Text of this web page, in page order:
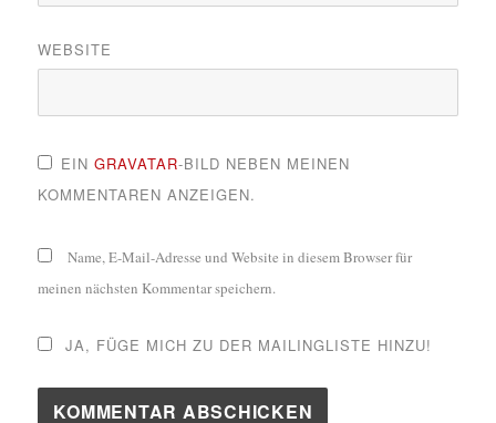
WEBSITE
EIN GRAVATAR-BILD NEBEN MEINEN
KOMMENTAREN ANZEIGEN.
Name, E-Mail-Adresse und Website in diesem Browser für
meinen nächsten Kommentar speichern.
JA, FÜGE MICH ZU DER MAILINGLISTE HINZU!